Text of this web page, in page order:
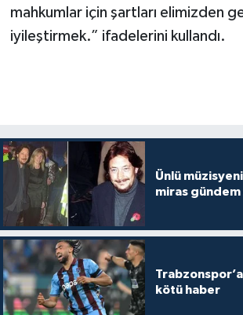
mahkumlar için şartları elimizden
iyileştirmek.” ifadelerini kullandı.
Ünlü
miras gündem
kötü haber